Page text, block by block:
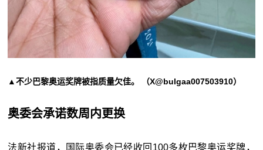
▲不少巴黎奥运奖牌被指质量欠佳。 （X@bulgaa007503910）
奥委会承诺数周内更换
法新社报道，国际奥委会已经收回100多枚巴黎奥运奖牌，